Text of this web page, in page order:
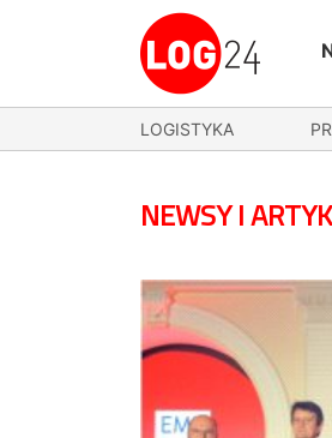
LOGISTYKA
NEWSY I